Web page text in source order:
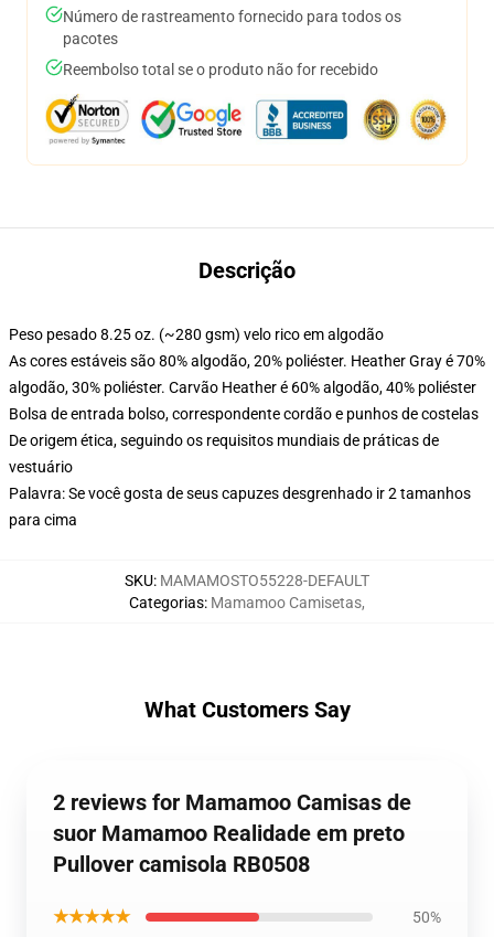
Número de rastreamento fornecido para todos os
pacotes
Reembolso total se o produto não for recebido
Descrição
Peso pesado 8.25 oz. (~280 gsm) velo rico em algodão
As cores estáveis são 80% algodão, 20% poliéster. Heather Gray é 70%
algodão, 30% poliéster. Carvão Heather é 60% algodão, 40% poliéster
Bolsa de entrada bolso, correspondente cordão e punhos de costelas
De origem ética, seguindo os requisitos mundiais de práticas de
vestuário
Palavra: Se você gosta de seus capuzes desgrenhado ir 2 tamanhos
para cima
SKU: MAMAMOSTO55228-DEFAULT
Categorias: Mamamoo Camisetas,
What Customers Say
2 reviews for Mamamoo Camisas de
suor Mamamoo Realidade em preto
Pullover camisola RB0508
★★★★★ 50%